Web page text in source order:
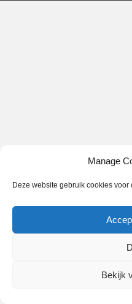
Manage
Deze website gebruik cookies
Bekijk